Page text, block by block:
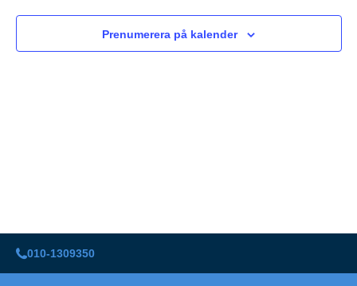
Prenumerera på kalender
010-1309350